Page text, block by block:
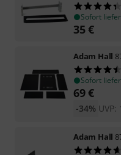
Sofort
35€
Adam Hall
Sofort
69€
UVP:
-34%
Adam Hall